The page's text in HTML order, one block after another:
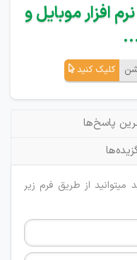
افزار موبایل و
کلیک کنید
پاسخ‌ها
میتوانید از طریق فرم زیر